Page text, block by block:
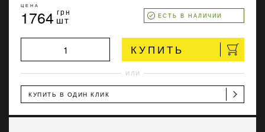
ЦЕНА
1764 грн
шт ЕСТЬ В НАЛИЧИИ
КУПИТЬ
ИЛИ
КУПИТЬ В ОДИН КЛИК